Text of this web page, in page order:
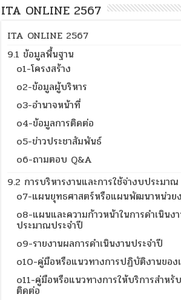
ITA ONLINE 2567
ITA ONLINE 2567
9.1 ข้อมูลพื้นฐาน
o1-โครงสร้าง
o2-ข้อมูลผู้บริหาร
o3-อำนาจหน้าที่
o4-ข้อมูลการติดต่อ
o5-ข่าวประชาสัมพันธ์
o6-ถามตอบ Q&A
9.2 การบริหารงานและการใช้จ่างบประมาณ
o7-แผนยุทธศาสตร์หรือแผนพัฒนาหน่วย
o8-แผนและความก้าวหน้าในการดำเนินง
ประมาณประจำปี
o9-รายงานผลการดำเนินงานประจำปี
o10-คู่มือหรือแนวทางการปฏิบัติงานของ
o11-คู่มือหรือแนวทางการให้บริการสำห
ติดต่อ